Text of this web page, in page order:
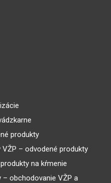
produkty
– odvodené produkty
na kŕmenie
obchodovanie VŽP a